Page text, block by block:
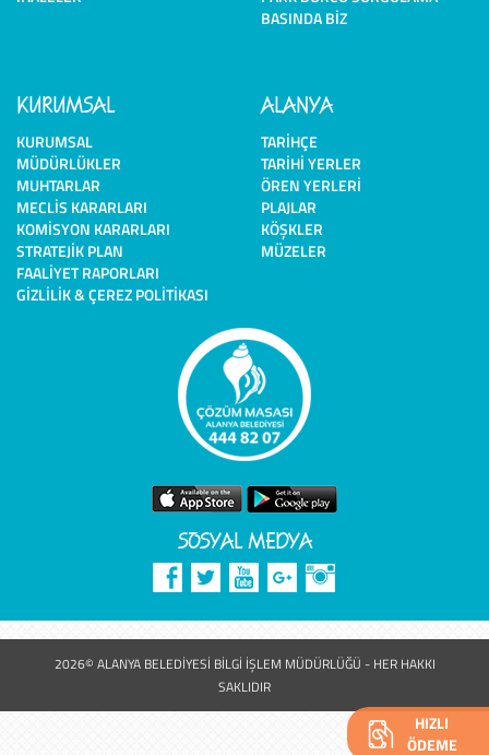
HIZLI
ÖDEME
BASINDA BIZ
KURUMSAL
KURUMSAL
MÜDÜRLÜKLER
MUHTARLAR
MECLIS KARARLARI
KOMISYON KARARLARI
STRATEJIK PLAN
FAALIYET RAPORLARI
GIZLILIK & ÇEREZ POLITIKASI
ALANYA
TARIHÇE
TARIHI YERLER
ÖREN YERLERI
PLAJLAR
KÖŞKLER
MÜZELER
SOSYAL MEDYA
2026© ALANYA BELEDİYESİ BİLGİ İŞLEM MÜDÜRLÜĞÜ - HER HAKKI
SAKLIDIR